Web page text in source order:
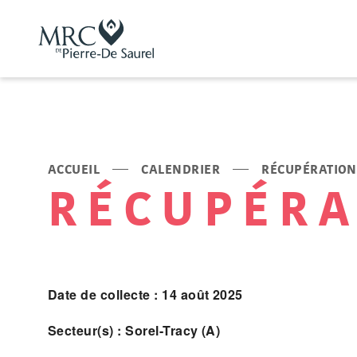
ACCUEIL CALENDRIER RÉCUPÉRATION
Date de collecte : 14 août 2025
Secteur(s) : Sorel-Tracy (A)